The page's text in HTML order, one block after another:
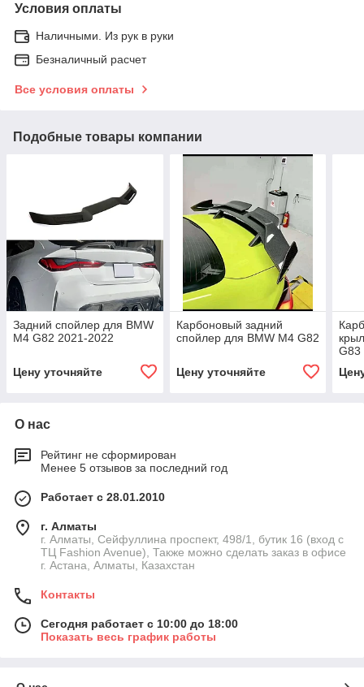
Условия оплаты
Наличными. Из рук в руки
Безналичный расчет
Все условия оплаты
Подобные товары компании
Задний спойлер для BMW
M4 G82 2021-2022
Цену уточняйте
Карбоновый задний
спойлер для BMW M4 G82
Цену уточняйте
О нас
Рейтинг не сформирован
Менее 5 отзывов за последний год
Работает с 28.01.2010
г. Алматы
г. Алматы, Сейфуллина проспект, 498/1, бутик 16 (вход с
ТЦ Fashion Avenue), Также можно сделать заказ в офисе
г. Астана, Алматы, Казахстан
Контакты
Сегодня работает с 10:00 до 18:00
Показать весь график работы